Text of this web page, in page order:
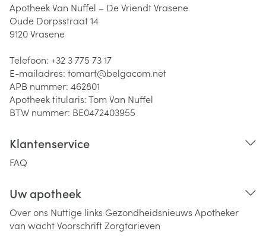
Apotheek Van Nuffel – De Vriendt Vrasene
Oude Dorpsstraat 14
9120Vrasene
Telefoon: +32 3 775 73 17
E-mailadres: tomart@belgacom.net
APB nummer: 462801
Apotheek titularis:Tom Van Nuffel
BTW nummer: BE0472403955
Klantenservice
FAQ
Uw apotheek
Over ons Nuttige links Gezondheidsnieuws Apotheker
van wachtVoorschriftZorgtarieven